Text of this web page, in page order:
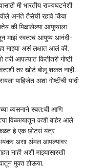
मी भारतीय राज्यघटनेशी
अनंते तैसेची रहावे किंवा
की मिळालेल्या आयुष्याला
माझं स्वत:चं आयुष्य आनंदी-
माझ्या असं लक्षात आलं की,
आपल्यात कितीतरी गोष्टी
तर खोटं बोलू शकत नाही.
पाहिजेत अशा गोष्टींची यादी
व्यसनाने स्वत:ची आणि
त्या विळख्यातून कशी बाहेर आले
हे एक छोटसं यंत्र
भयंकर असा अंमल आपल्यावर
नाही अशी माझ्यासारखी
मुक्त होऊया.